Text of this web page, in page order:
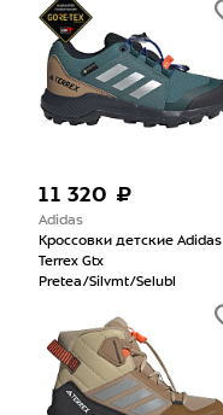
11 320 ₽
Adidas
Кроссовки детские Adidas
Terrex Gtx
Pretea/Silvmt/Selubl